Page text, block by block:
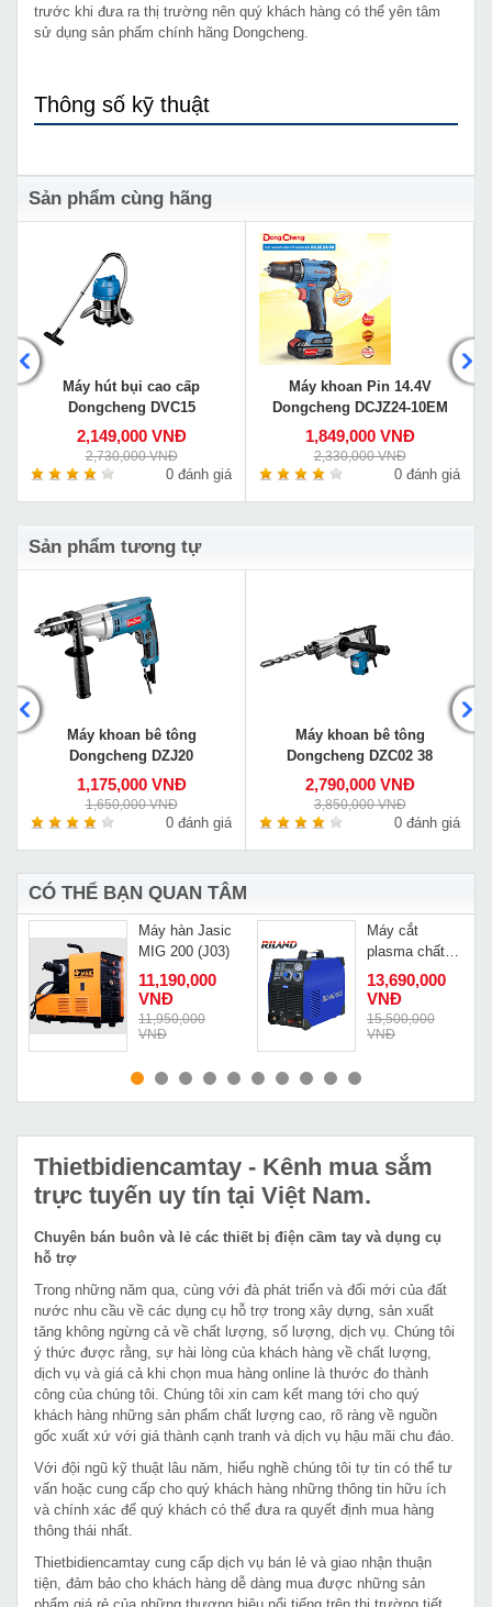
trước khi đưa ra thị trường nên quý khách hàng có thể yên tâm
sử dụng sản phẩm chính hãng Dongcheng.
Thông số kỹ thuật
Sản phẩm cùng hãng
Máy hút bụi cao cấp
Dongcheng DVC15
2,149,000 VNĐ
2,730,000 VNĐ
0 đánh giá
Máy khoan Pin 14.4V
Dongcheng DCJZ24-10EM
1,849,000 VNĐ
2,330,000 VNĐ
0 đánh giá
Sản phẩm tương tự
Máy khoan bê tông
Dongcheng DZJ20
1,175,000 VNĐ
1,650,000 VNĐ
0 đánh giá
Máy khoan bê tông
Dongcheng DZC02 38
2,790,000 VNĐ
3,850,000 VNĐ
0 đánh giá
CÓ THỂ BẠN QUAN TÂM
MUA NGAY
Máy hàn Jasic
MIG 200 (J03)
11,190,000
VNĐ
11,950,000
VNĐ
MUA NGAY
Máy cắt
plasma chất
lượng cao
Riland CUT-
63G
13,690,000
VNĐ
15,500,000
VNĐ
Thietbidiencamtay - Kênh mua sắm
trực tuyến uy tín tại Việt Nam.
Chuyên bán buôn và lẻ các thiết bị điện cầm tay và dụng cụ
hỗ trợ
Trong những năm qua, cùng với đà phát triển và đổi mới của đất
nước nhu cầu về các dụng cụ hỗ trợ trong xây dựng, sản xuất
tăng không ngừng cả về chất lượng, số lượng, dịch vụ. Chúng tôi
ý thức được rằng, sự hài lòng của khách hàng về chất lượng,
dịch vụ và giá cả khi chọn mua hàng online là thước đo thành
công của chúng tôi. Chúng tôi xin cam kết mang tới cho quý
khách hàng những sản phẩm chất lượng cao, rõ ràng về nguồn
gốc xuất xứ với giá thành cạnh tranh và dịch vụ hậu mãi chu đáo.
Với đội ngũ kỹ thuật lâu năm, hiểu nghề chúng tôi tự tin có thể tư
vấn hoặc cung cấp cho quý khách hàng những thông tin hữu ích
và chính xác để quý khách có thể đưa ra quyết định mua hàng
thông thái nhất.
Thietbidiencamtay cung cấp dịch vụ bán lẻ và giao nhận thuận
tiện, đảm bảo cho khách hàng dễ dàng mua được những sản